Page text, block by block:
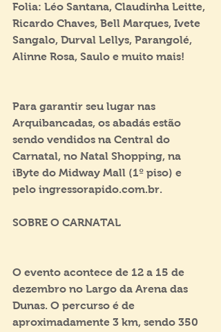
Folia: Léo Santana, Claudinha Leitte,
Ricardo Chaves, Bell Marques, Ivete
Sangalo, Durval Lellys, Parangolé,
Alinne Rosa, Saulo e muito mais!
Para garantir seu lugar nas
Arquibancadas, os abadás estão
sendo vendidos na Central do
Carnatal, no Natal Shopping, na
iByte do Midway Mall (1º piso) e
pelo ingressorapido.com.br.
SOBRE O CARNATAL
O evento acontece de 12 a 15 de
dezembro no Largo da Arena das
Dunas. O percurso é de
aproximadamente 3 km, sendo 350